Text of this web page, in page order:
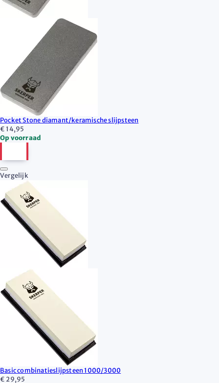
Pocket Stone diamant/keramische slijpsteen
€ 14,95
Op voorraad
Vergelijk
Basic combinatieslijpsteen 1000/3000
€ 29,95